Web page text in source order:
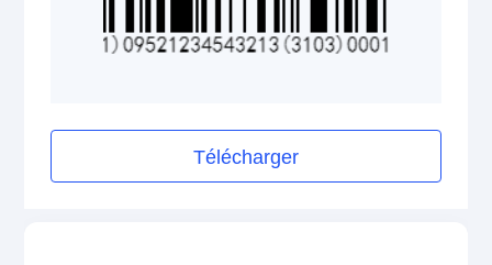
2D Codes
Télécharger